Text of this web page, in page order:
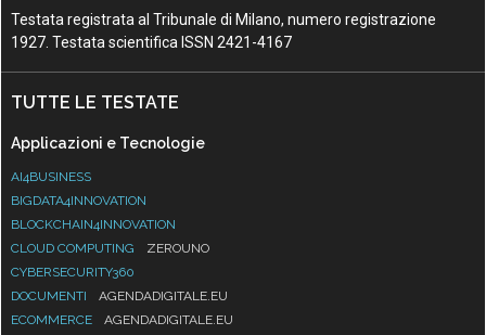
Testata registrata al Tribunale di Milano, numero registrazione
1927. Testata scientifica ISSN 2421-4167
TUTTE LE TESTATE
Applicazioni e Tecnologie
AI4BUSINESS
BIGDATA4INNOVATION
BLOCKCHAIN4INNOVATION
CLOUD COMPUTING
ZEROUNO
CYBERSECURITY360
DOCUMENTI
AGENDADIGITALE.EU
ECOMMERCE
AGENDADIGITALE.EU